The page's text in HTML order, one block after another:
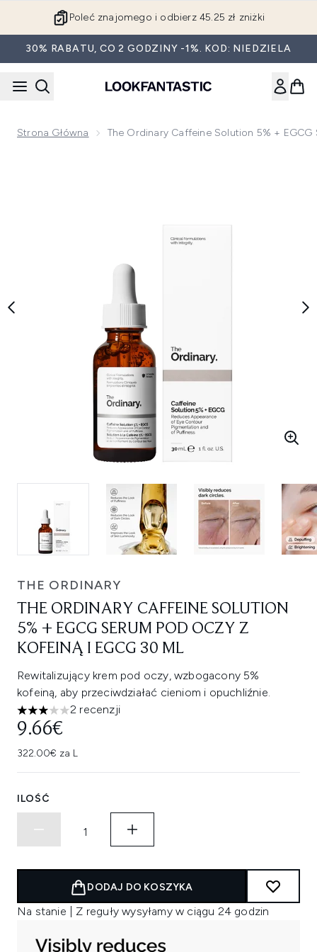
Poleć znajomego i odbierz 45.25 zł zniżki
30% RABATU, CO 2 GODZINY -1%. KOD: NIEDZIELA
Strona Główna The Ordinary Caffeine Solution 5% +
THE ORDINARY
THE ORDINARY CAFFEINE SOLUTION
5% + EGCG SERUM POD OCZY Z
KOFEINĄ I EGCG 30 ML
Rewitalizujący krem pod oczy, wzbogacony 5%
kofeiną, aby przeciwdziałać cieniom i opuchliźnie.
3 gwiazdek na maksymalnie 5
2 recenzji
9.66€
322.00€ za L
ILOŚĆ
DODAJ DO KOSZYKA
Na stanie | Z reguły wysyłamy w ciągu 24 godzin